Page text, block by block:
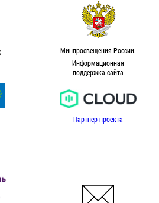
Минпросвещения России.
Информационная
поддержка сайта
Партнер проекта